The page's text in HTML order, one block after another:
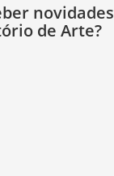
novidades
de Arte?